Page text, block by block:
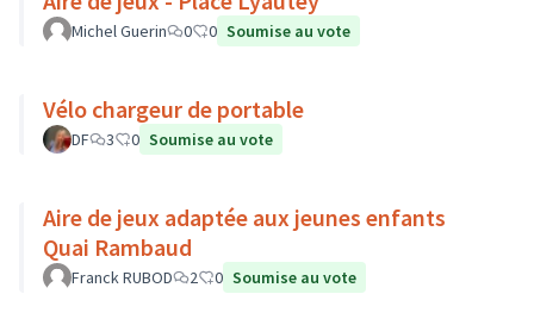
Michel Guerin 0 0 Soumise au vote
Vélo chargeur de portable
DF 3 0 Soumise au vote
Aire de jeux adaptée aux jeunes enfants
Quai Rambaud
Franck RUBOD 2 0 Soumise au vote